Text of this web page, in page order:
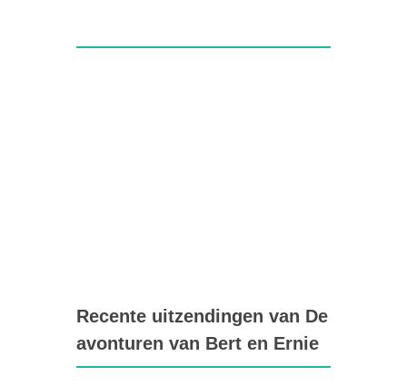
Recente uitzendingen van De
avonturen van Bert en Ernie